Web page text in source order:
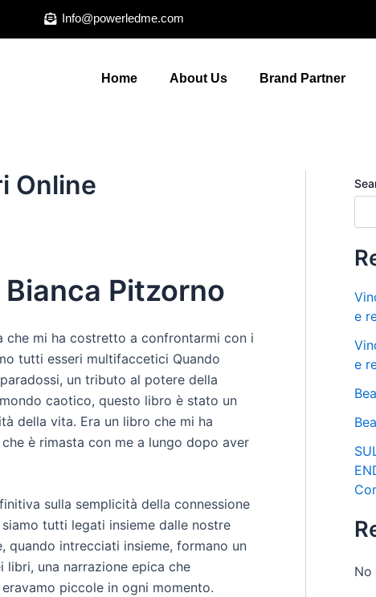
Info@powerledme.com
Home About Us Brand Partner
Online
Pitzorno
che mi ha costretto a confrontarmi con i
tutti esseri multifaccetici Quando
un tributo al potere della
caotico, questo libro è stato un
della vita. Era un libro che mi ha
è rimasta con me a lungo dopo aver
sulla semplicità della connessione
tutti legati insieme dalle nostre
quando intrecciati insieme, formano un
una narrazione epica che
piccole in ogni momento.
e
e
No